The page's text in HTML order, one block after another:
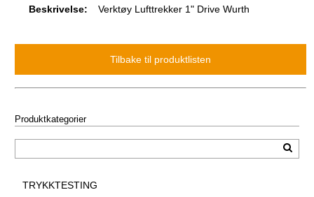
Beskrivelse: Verktøy Lufttrekker 1" Drive Wurth
Produktkategorier
TRYKKTESTING